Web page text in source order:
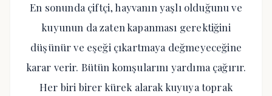
En sonunda çiftçi, hayvanın yaşlı olduğunu ve
kuyunun da zaten kapanması gerektiğini
düşünür ve eşeği çıkartmaya değmeyeceğine
karar verir. Bütün komşularını yardıma çağırır.
Her biri birer kürek alarak kuyuya toprak